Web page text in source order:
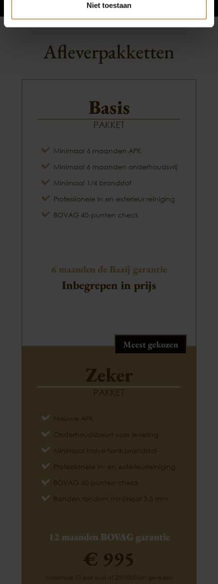
Niet toestaan
Afleverpakketten
Basis
PAKKET
Minimaal 6 maanden APK
Minimaal 6 maanden onderhoudsvrij
Minimaal 1/4 brandstof
Professionele in en exterieur reiniging
BOVAG 40-punten check
6 maanden de Baaij garantie
Inbegrepen in prijs
Meest gekozen
Zeker
PAKKET
Nieuwe APK
Onderhoudsbeurt voor levering
Minimaal halve tank brandstof
Professionele in- en exterieurreiniging
BOVAG 40-punten check
Banden rondom minimaal 3,5 mm
12 maanden BOVAG garantie
€ 995
Maximaal 10 jaar oud of 200.000 km gereden